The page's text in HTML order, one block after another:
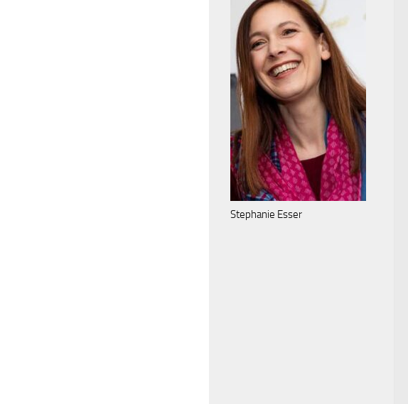
Stephanie Esser